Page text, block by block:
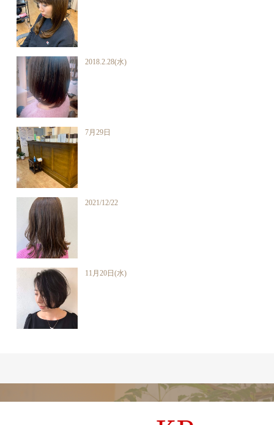
2018.2.28(水)
7月29日
2021/12/22
11月20日(水)